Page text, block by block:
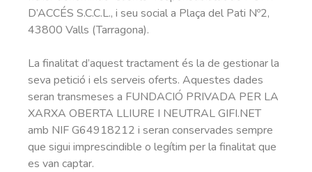
Xarxa GRETA
Preguntes freqüents
977 61 22 00
D’ACCÉS S.C.C.L., i seu social a Plaça del Pati Nº2,
43800 Valls (Tarragona).
La finalitat d’aquest tractament és la de gestionar la
seva petició i els serveis oferts. Aquestes dades
seran transmeses a FUNDACIÓ PRIVADA PER LA
XARXA OBERTA LLIURE I NEUTRAL GIFI.NET
amb NIF G64918212 i seran conservades sempre
que sigui imprescindible o legítim per la finalitat que
es van captar.